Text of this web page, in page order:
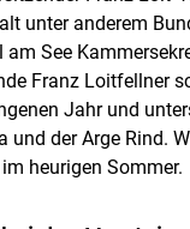
unter anderem
am See
Franz Loitfellner
Jahr und
und der Arge Rind.
heurigen Sommer.